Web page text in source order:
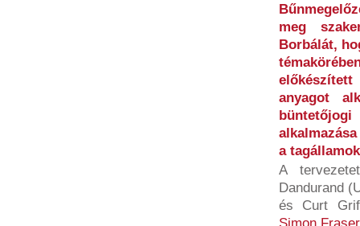
meg
Borbálát,
anyagot
a
A
Dandurand
és Curt